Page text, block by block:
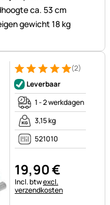
ca. 53 cm
gewicht 18 kg
Beoordeling: 5 van 5 (2
2 Bewertungen
(2)
Leverbaar
1 - 2 werkdagen
3,15 kg
521010
19,90€
Belastinginformatie:
Incl. btwexcl.
verzendkosten